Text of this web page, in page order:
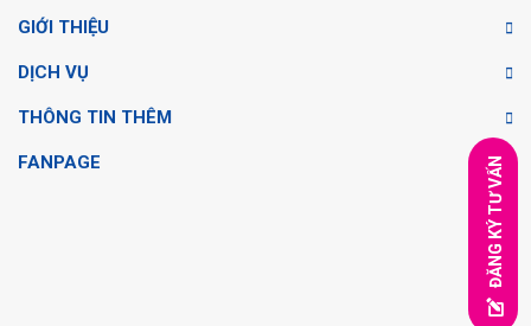
GIỚI THIỆU
DỊCH VỤ
THÔNG TIN THÊM
FANPAGE ĐĂNG KÝ TƯ VẤN